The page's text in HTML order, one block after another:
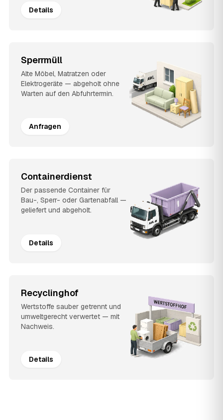
Details
Sperrmüll
Alte Möbel, Matratzen oder
Elektrogeräte — abgeholt ohne
Warten auf den Abfuhrtermin.
Anfragen
Containerdienst
Der passende Container für
Bau-, Sperr- oder Gartenabfall —
geliefert und abgeholt.
Details
Recyclinghof
Wertstoffe sauber getrennt und
umweltgerecht verwertet — mit
Nachweis.
Details